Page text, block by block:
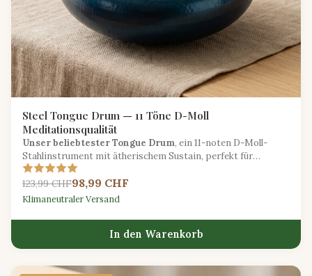
Steel Tongue Drum — 11 Töne D-Moll
Meditationsqualität
Unser beliebtester Tongue Drum, ein 11-noten D-Moll-
Stahlinstrument mit ätherischem Sustain, perfekt für
Meditation, Yoga und kreative Ausdrucksformen.
123,99 CHF98,99 CHF
Klimaneutraler Versand
In den Warenkorb